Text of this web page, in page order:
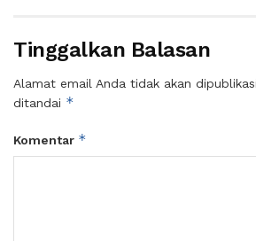
Tinggalkan Balasan
Alamat email Anda tidak akan
ditandai *
Komentar *